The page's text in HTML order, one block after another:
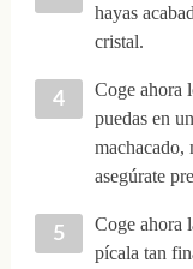
hayas
cristal.
Coge ahora
puedas en
machacado,
asegúrate
Coge ahora
pícala tan